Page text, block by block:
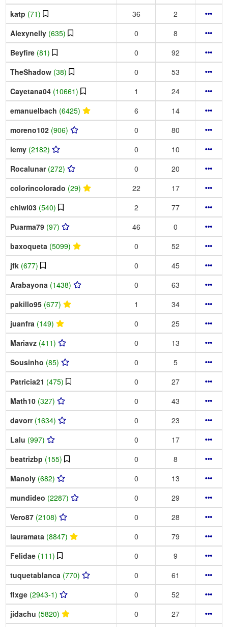
katp (71) 36
2
Alexynelly (635) 0
8
Beyfire (81) 0
92
TheShadow (38) 0
53
Cayetana04 (10661) 1
24
emanuelbach (6425) 6
14
moreno102 (906) 0
80
lemy (2182) 0
10
Rocalunar (272) 0
20
colorincolorado (29) 22
17
chiwi03 (540) 2
77
Puarma79 (97) 46
0
baxoqueta (5099) 0
52
jfk (677) 0
45
Arabayona (1438) 0
63
pakillo95 (677) 1
34
juanfra (149) 0
25
Mariavz (411) 0
13
Sousinho (85) 0
5
Patricia21 (475) 0
27
Math10 (327) 0
43
davorr (1634) 0
23
Lalu (997) 0
17
beatrizbp (155) 0
8
Manoly (682) 0
13
mundideo (2287) 0
29
Vero87 (2108) 0
28
lauramata (8847) 0
79
Felidae (111) 0
9
tuquetablanca (770) 0
61
flxge (2943-1) 0
52
jidachu (5820) 0
27